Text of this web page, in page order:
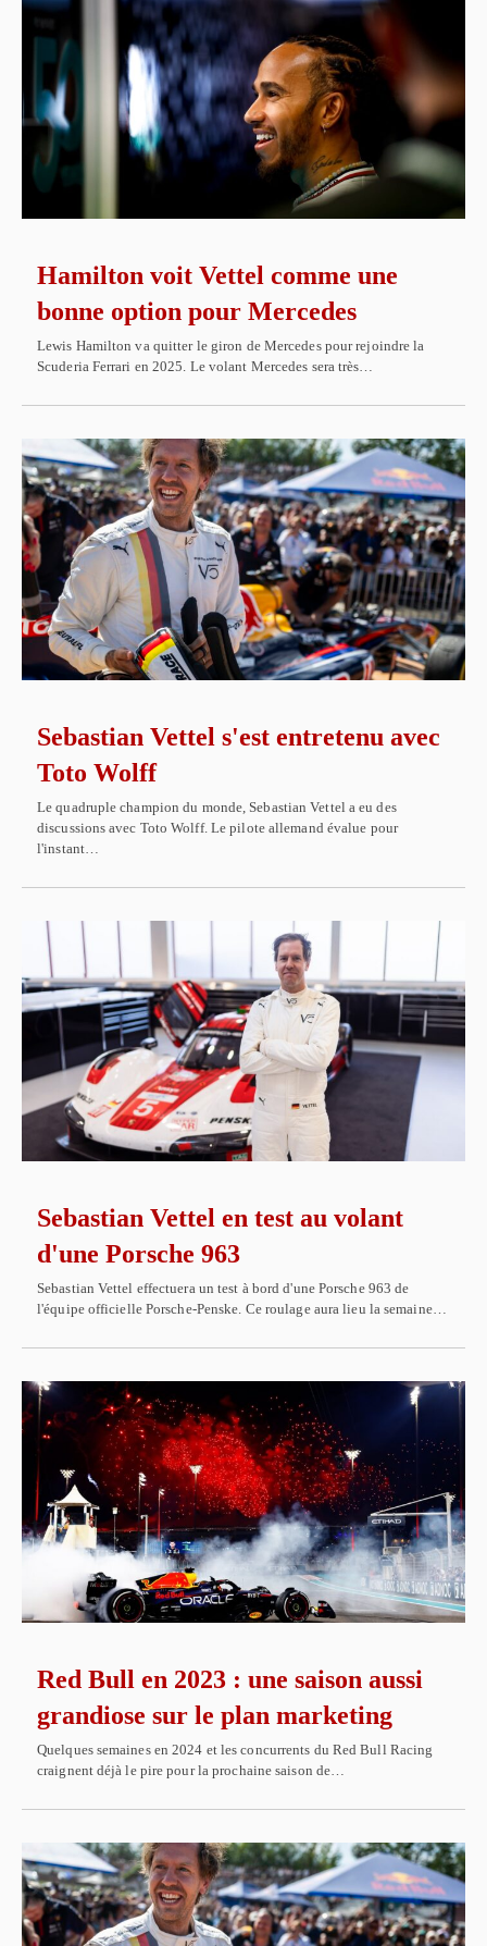
Hamilton voit Vettel comme une
bonne option pour Mercedes
Lewis Hamilton va quitter le giron de Mercedes pour rejoindre la
Scuderia Ferrari en 2025. Le volant Mercedes sera très…
Sebastian Vettel s'est entretenu avec
Toto Wolff
Le quadruple champion du monde, Sebastian Vettel a eu des
discussions avec Toto Wolff. Le pilote allemand évalue pour
l'instant…
Sebastian Vettel en test au volant
d'une Porsche 963
Sebastian Vettel effectuera un test à bord d'une Porsche 963 de
l'équipe officielle Porsche-Penske. Ce roulage aura lieu la semaine…
Red Bull en 2023 : une saison aussi
grandiose sur le plan marketing
Quelques semaines en 2024 et les concurrents du Red Bull Racing
craignent déjà le pire pour la prochaine saison de…